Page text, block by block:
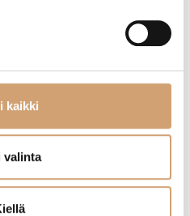
kaikki
valinta
(2 Arvostelua)
4,90€
Heti saatavilla verkkokaupasta